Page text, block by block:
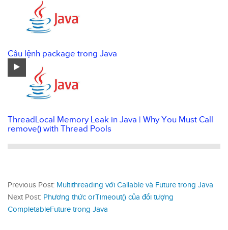
Câu lệnh package trong Java
ThreadLocal Memory Leak in Java | Why You Must Call
remove() with Thread Pools
Previous Post: Multithreading với Callable và Future trong Java
Next Post: Phương thức orTimeout() của đối tượng
CompletableFuture trong Java